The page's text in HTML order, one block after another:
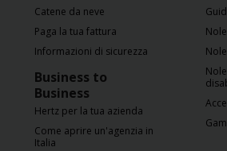
Catene da neve
Paga la tua fattura
Informazioni di sicurezza
Business to
Business
Hertz per la tua azienda
Come aprire un'agenzia in
Italia